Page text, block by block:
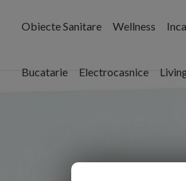
Obiecte Sanitare Wellness
Bucatarie Electrocasnice